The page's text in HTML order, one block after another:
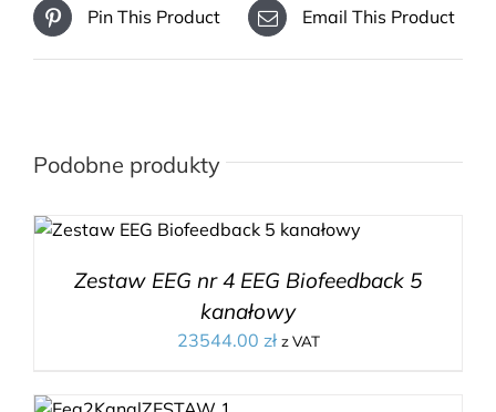
Pin This Product Email This Product
Podobne produkty
Zestaw EEG nr 4 EEG Biofeedback 5
kanałowy
23544.00 zł z VAT